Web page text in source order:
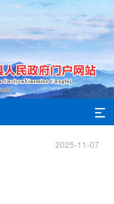
2025-11-07